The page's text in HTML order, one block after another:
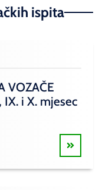
ispita
VOZAČE
i X. mjesec